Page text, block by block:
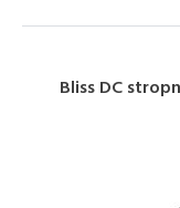
Bliss DC